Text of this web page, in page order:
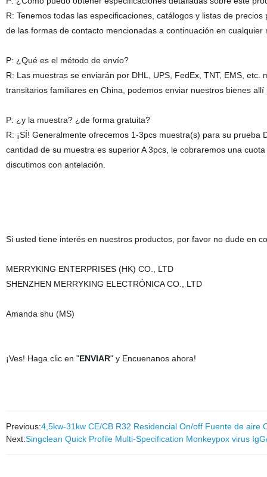
R: Tenemos todas las especificaciones, catálogos y listas de
de las formas de contacto mencionadas a continuación en cualquier
P: ¿Qué es el método de envío?
R: Las muestras se enviarán por DHL, UPS, FedEx, TNT, EMS,
transitarios familiares en China, podemos enviar nuestros bienes
P: ¿y la muestra? ¿de forma gratuita?
R: ¡SÍ! Generalmente ofrecemos 1-3pcs muestra(s) para su
cantidad de su muestra es superior A 3pcs, le cobraremos una
discutimos con antelación.
Si usted tiene interés en nuestros productos, por favor no dude en
MERRYKING ENTERPRISES (HK) CO., LTD
SHENZHEN MERRYKING ELECTRÓNICA CO., LTD
Amanda shu (MS)
¡Ves! Haga clic en "ENVIAR" y Encuenanos ahora!
Previous:4,5kw-31kw CE/CB R32 Residencial On/off Fuente de
Next:Singclean Quick Profile Multi-Specification Monkeypox virus